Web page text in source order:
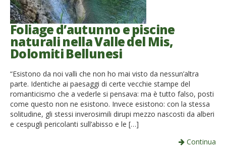
Foliage d’autunno e piscine
naturali nella Valle del Mis,
Dolomiti Bellunesi
“Esistono da noi valli che non ho mai visto da nessun’altra
parte. Identiche ai paesaggi di certe vecchie stampe del
romanticismo che a vederle si pensava: ma è tutto falso, posti
come questo non ne esistono. Invece esistono: con la stessa
solitudine, gli stessi inverosimili dirupi mezzo nascosti da alberi
e cespugli pericolanti sull’abisso e le […]
Continua